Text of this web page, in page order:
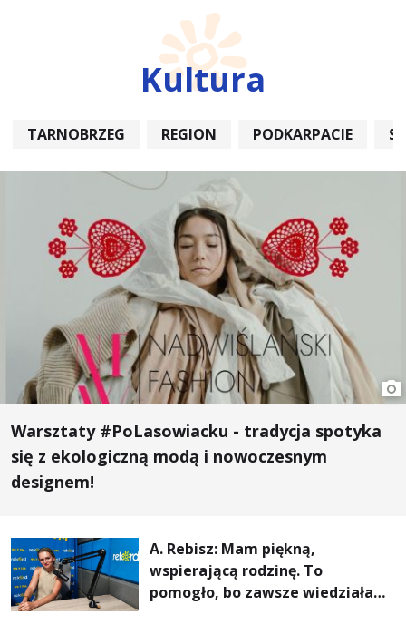
Kultura
TARNOBRZEG REGION PODKARPACIE
Warsztaty #PoLasowiacku - tradycja spotyka
się z ekologiczną modą i nowoczesnym
designem!
A. Rebisz: Mam piękną,
wspierającą rodzinę. To
pomogło, bo zawsze wiedziałam,